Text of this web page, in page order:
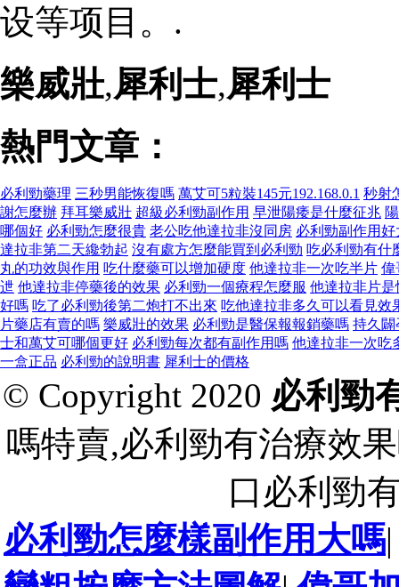
设等项目。.
樂威壯,犀利士,犀利士
熱門文章：
必利勁藥理 三秒男能恢復嗎 萬艾可5粒裝145元192.168.0.1 秒射
謝怎麼辦 拜耳樂威壯 超級必利勁副作用 早泄陽痿是什麼征兆
哪個好 必利勁怎麼很貴 老公吃他達拉非沒同房 必利勁副作用好
達拉非第二天纔勃起 沒有處方怎麼能買到必利勁 吃必利勁有什
丸的功效與作用 吃什麼藥可以增加硬度 他達拉非一次吃半片 偉
迣 他達拉非停藥後的效果 必利勁一個療程怎麼服 他達拉非片是
好嗎 吃了必利勁後第二炮打不出來 吃他達拉非多久可以看見效
片藥店有賣的嗎 樂威壯的效果 必利勁是醫保報報銷藥嗎 持久闢
士和萬艾可哪個更好 必利勁每次都有副作用嗎 他達拉非一次吃
一盒正品 必利勁的說明書 犀利士的價格
© Copyright 2020 必利勁
嗎特賣,必利勁有治療效
口必利勁
必利勁怎麼樣副作用大嗎